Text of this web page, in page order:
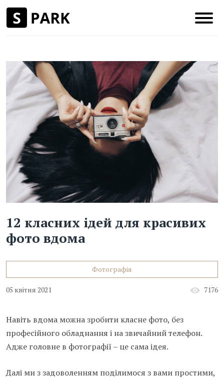
12 класних ідей для красивих
фото вдома
Фотографія
05 квітня 2021 7176
Навіть вдома можна зробити класне фото, без
професійного обладнання і на звичайний телефон.
Адже головне в фотографії – це сама ідея.
Далі ми з задоволенням поділимося з вами простими,